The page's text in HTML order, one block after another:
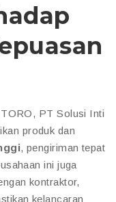
PT Solusi Inti
produk dan
, pengiriman tepat
ini juga
kontraktor,
kelancaran